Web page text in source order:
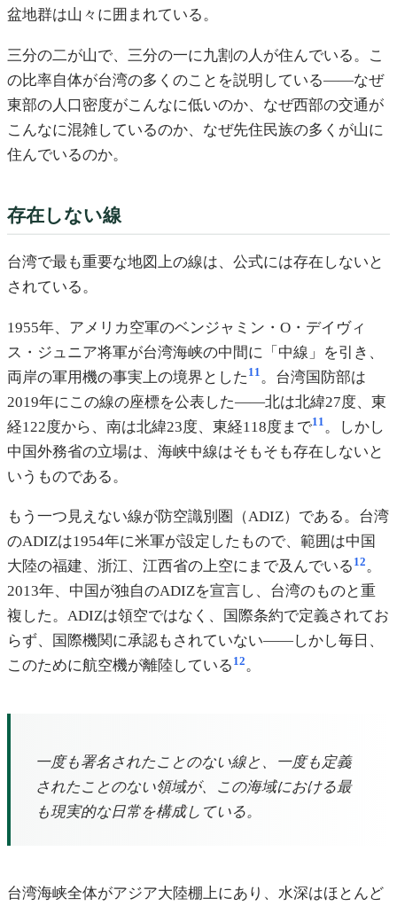
盆地群は山々に囲まれている。
三分の二が山で、三分の一に九割の人が住んでいる。こ
の比率自体が台湾の多くのことを説明している——なぜ
東部の人口密度がこんなに低いのか、なぜ西部の交通が
こんなに混雑しているのか、なぜ先住民族の多くが山に
住んでいるのか。
存在しない線
台湾で最も重要な地図上の線は、公式には存在しないと
されている。
1955年、アメリカ空軍のベンジャミン・O・デイヴィ
ス・ジュニア将軍が台湾海峡の中間に「中線」を引き、
両岸の軍用機の事実上の境界とした 11 。台湾国防部は
2019年にこの線の座標を公表した——北は北緯27度、東
経122度から、南は北緯23度、東経118度まで11 。しかし
中国外務省の立場は、海峡中線はそもそも存在しないと
いうものである。
もう一つ見えない線が防空識別圏（ADIZ）である。台湾
のADIZは1954年に米軍が設定したもので、範囲は中国
大陸の福建、浙江、江西省の上空にまで及んでいる 12。
2013年、中国が独自のADIZを宣言し、台湾のものと重
複した。ADIZは領空ではなく、国際条約で定義されてお
らず、国際機関に承認もされていない——しかし毎日、
このために航空機が離陸している 12。
一度も署名されたことのない線と、一度も定義
されたことのない領域が、この海域における最
も現実的な日常を構成している。
台湾海峡全体がアジア大陸棚上にあり、水深はほとんど